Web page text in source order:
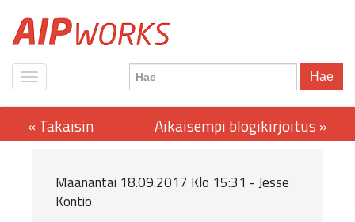
Hae
Maanantai 18.09.2017 Klo 15:31 - Jesse
Kontio